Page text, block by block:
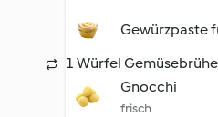
Gewürzpaste
1 Würfel
Gnocchi
frisch